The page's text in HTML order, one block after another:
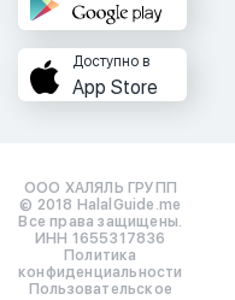
Доступно в
App Store
ООО ХАЛЯЛЬ ГРУПП
© 2018 HalalGuide.me
Все права защищены.
ИНН 1655317836
Политика
конфиденциальности
Пользовательское